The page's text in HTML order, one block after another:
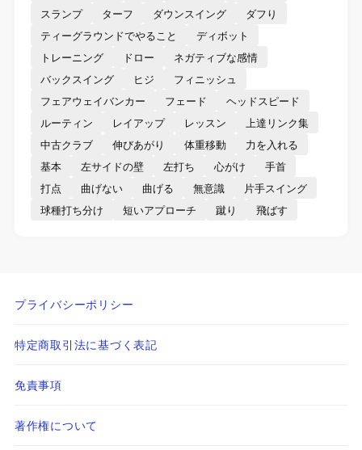
スランプ
ターフ ダウンスイング
ダフり
ティーグラウンドでやること
ディボット
トレーニング
ドロー
ネガティブな感情
バックスイング
ヒジ
フィニッシュ
フェアウェイバンカー
フェード
ヘッドスピード
ルーティン
レイアップ レッスン
上達リンク集
中古クラブ
伸びあがり 体重移動
力を入れる
基本
左サイドの壁 左打ち 心がけ
手首
打点
曲げない 曲げる 無意識
片手スイング
球種打ち分け
短いアプローチ 蹴り 飛ばす
プライバシーポリシー
特定商取引法に基づく表記
免責事項
著作権について